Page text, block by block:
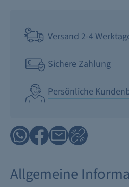
Versand 2-4
Sichere Zahlung
Persönliche
Allgemeine